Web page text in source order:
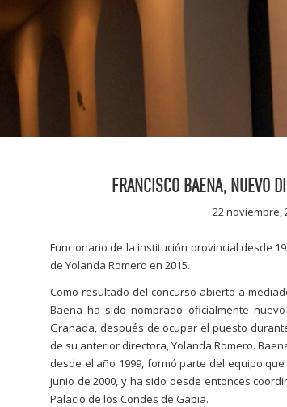
FRANCISCO BAENA, NUEVO
22 noviembre,
Funcionario de la institución provincial desde
de Yolanda Romero en 2015.
Como resultado del concurso abierto a
Baena ha sido nombrado oficialmente
Granada, después de ocupar el puesto
de su anterior directora, Yolanda Romero.
desde el año 1999, formó parte del equipo
junio de 2000, y ha sido desde entonces
Palacio de los Condes de Gabia.